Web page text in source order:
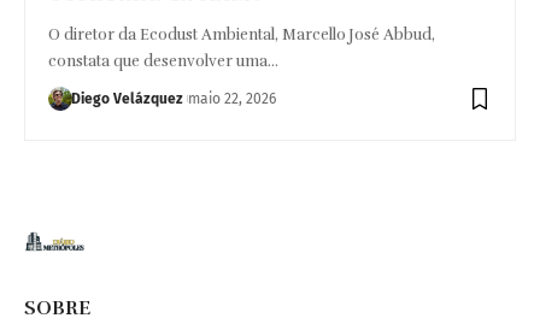
O diretor da Ecodust Ambiental, Marcello José Abbud,
constata que desenvolver uma…
Diego Velázquez maio 22, 2026
SOBRE